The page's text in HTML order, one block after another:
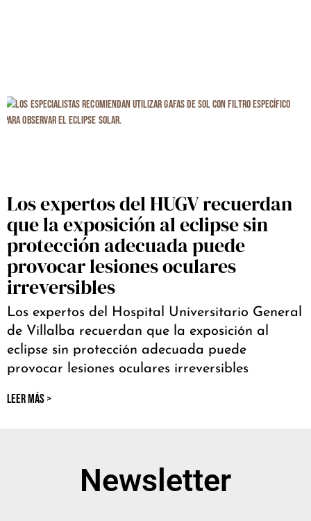
Los expertos del HUGV recuerdan
que la exposición al eclipse sin
protección adecuada puede
provocar lesiones oculares
irreversibles
Los expertos del Hospital Universitario General
de Villalba recuerdan que la exposición al
eclipse sin protección adecuada puede
provocar lesiones oculares irreversibles
LEER MÁS >
Newsletter